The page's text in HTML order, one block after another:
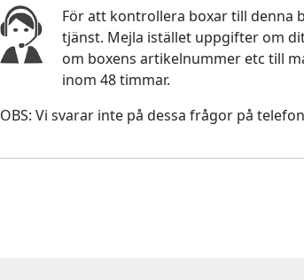
För att kontrollera boxar till denna
tjänst. Mejla istället uppgifter om
om boxens artikelnummer etc till
inom 48 timmar.
OBS: Vi svarar inte på dessa frågor på